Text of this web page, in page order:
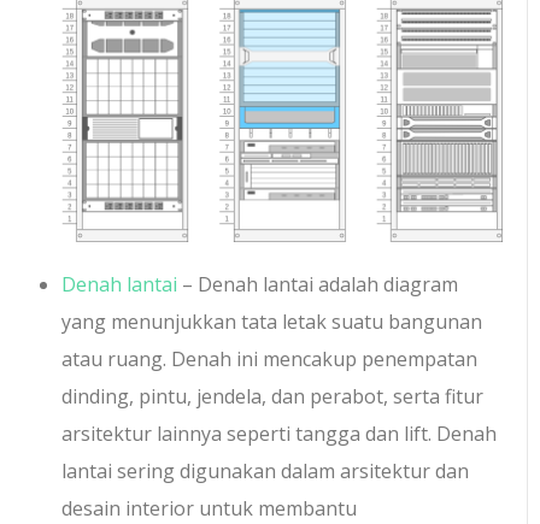
Denah lantai – Denah lantai adalah diagram
yang menunjukkan tata letak suatu bangunan
atau ruang. Denah ini mencakup penempatan
dinding, pintu, jendela, dan perabot, serta fitur
arsitektur lainnya seperti tangga dan lift. Denah
lantai sering digunakan dalam arsitektur dan
desain interior untuk membantu